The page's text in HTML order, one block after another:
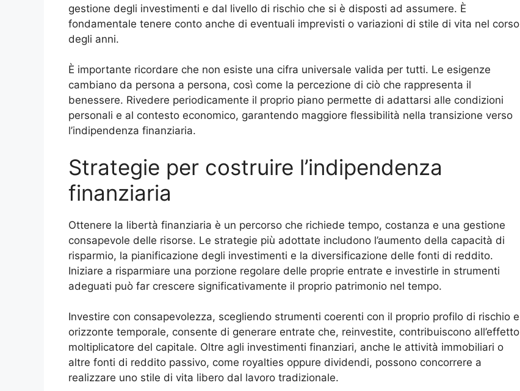
gestione degli investimenti e dal livello di rischio che si è disposti ad assumere. È
fondamentale tenere conto anche di eventuali imprevisti o variazioni di stile di vita nel corso
degli anni.
È importante ricordare che non esiste una cifra universale valida per tutti. Le esigenze
cambiano da persona a persona, così come la percezione di ciò che rappresenta il
benessere. Rivedere periodicamente il proprio piano permette di adattarsi alle condizioni
personali e al contesto economico, garantendo maggiore flessibilità nella transizione verso
l’indipendenza finanziaria.
Strategie per costruire l’indipendenza
finanziaria
Ottenere la libertà finanziaria è un percorso che richiede tempo, costanza e una gestione
consapevole delle risorse. Le strategie più adottate includono l’aumento della capacità di
risparmio, la pianificazione degli investimenti e la diversificazione delle fonti di reddito.
Iniziare a risparmiare una porzione regolare delle proprie entrate e investirle in strumenti
adeguati può far crescere significativamente il proprio patrimonio nel tempo.
Investire con consapevolezza, scegliendo strumenti coerenti con il proprio profilo di rischio e
orizzonte temporale, consente di generare entrate che, reinvestite, contribuiscono all’effetto
moltiplicatore del capitale. Oltre agli investimenti finanziari, anche le attività immobiliari o
altre fonti di reddito passivo, come royalties oppure dividendi, possono concorrere a
realizzare uno stile di vita libero dal lavoro tradizionale.